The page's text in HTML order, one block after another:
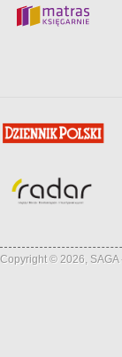
Copyright © 2026, SAGA